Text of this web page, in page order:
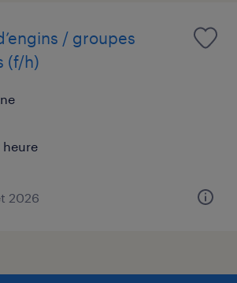
/ groupes
(f/h)
heure
2026